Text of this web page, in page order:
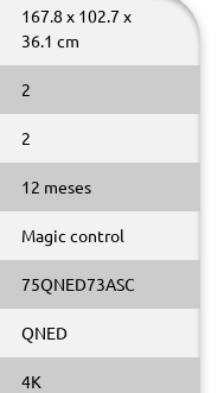
167.8 x 102.7 x
36.1 cm
2
2
12 meses
Magic control
75QNED73ASC
QNED
4K